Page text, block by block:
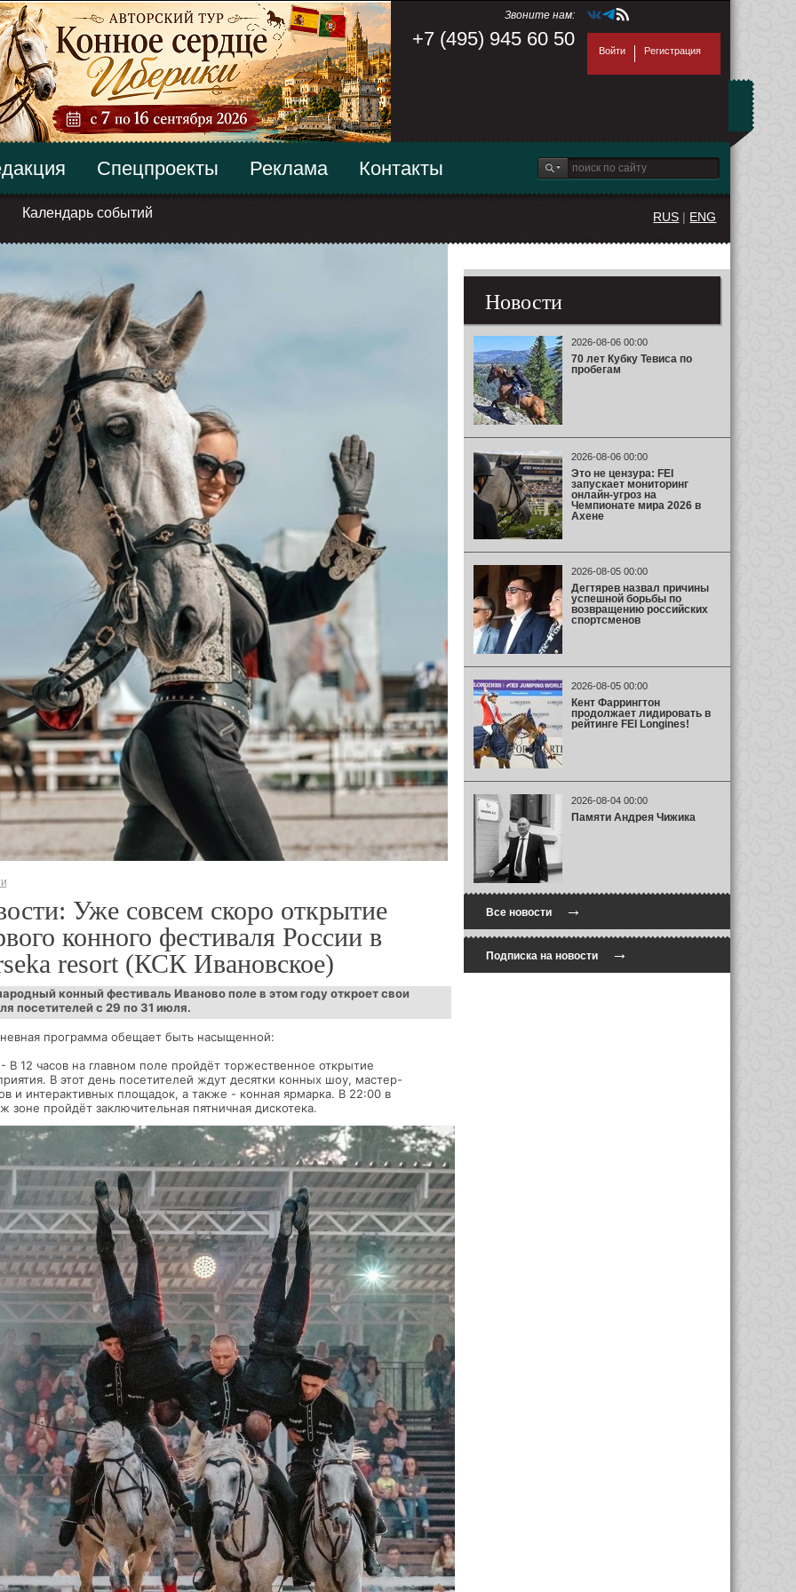
Звоните нам:
+7 (495) 945 60 50
Войти Регистрация
Календарь событий
Спецпроекты Реклама Контакты
RUS | ENG
Уже совсем скоро открытие
конного фестиваля России в
resort (КСК Ивановское)
конный фестиваль Иваново поле в этом году откроет свои
посетителей с 29 по 31 июля.
программа обещает быть насыщенной:
В 12 часов на главном поле пройдёт торжественное открытие
В этот день посетителей ждут десятки конных шоу, мастер-
и интерактивных площадок, а также - конная ярмарка. В 22:00 в
зоне пройдёт заключительная пятничная дискотека.
Новости
2026-08-06 00:00
70 лет Кубку Тевиса по
пробегам
2026-08-06 00:00
Это не цензура: FEI
запускает мониторинг
онлайн-угроз на
Чемпионате мира 2026 в
Ахене
2026-08-05 00:00
Дегтярев назвал причины
успешной борьбы по
возвращению российских
спортсменов
2026-08-05 00:00
Кент Фаррингтон
продолжает лидировать в
рейтинге FEI Longines!
2026-08-04 00:00
Памяти Андрея Чижика
Все новости→
Подписка на новости→